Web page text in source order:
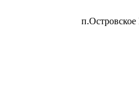
п.Островское